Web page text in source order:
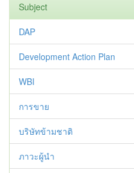
Subject
DAP
Development Action Plan
WBI
การขาย
บริษัทข้ามชาติ
ภาวะผู้นำ